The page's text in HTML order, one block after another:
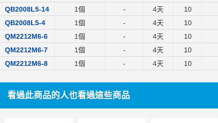
QB2008L5-14
1個 - 4天
10
QB2008L5-4
1個 - 4天
10
QM2212M6-6
1個 - 4天
10
QM2212M6-7
1個 - 4天
10
QM2212M6-8
1個 - 4天 10
看過此商品的人也看過這些商品